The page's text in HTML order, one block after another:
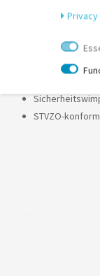
Flex
Walking-Set 1-
STVZO-